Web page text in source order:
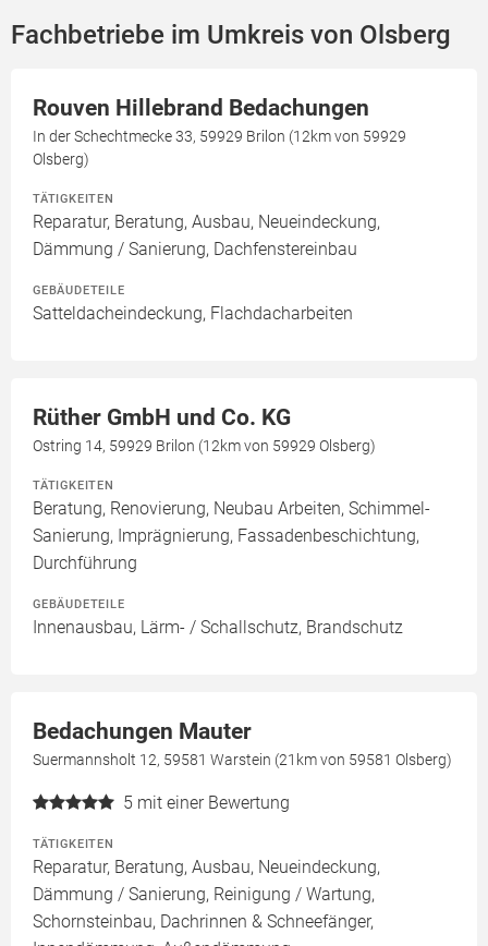
Fachbetriebe im Umkreis von Olsberg
Rouven Hillebrand Bedachungen
In der Schechtmecke 33, 59929 Brilon (12km von 59929
Olsberg)
TÄTIGKEITEN
Reparatur, Beratung, Ausbau, Neueindeckung,
Dämmung / Sanierung, Dachfenstereinbau
GEBÄUDETEILE
Satteldacheindeckung, Flachdacharbeiten
Rüther GmbH und Co. KG
Ostring 14, 59929 Brilon (12km von 59929 Olsberg)
TÄTIGKEITEN
Beratung, Renovierung, Neubau Arbeiten, Schimmel-
Sanierung, Imprägnierung, Fassadenbeschichtung,
Durchführung
GEBÄUDETEILE
Innenausbau, Lärm- / Schallschutz, Brandschutz
Bedachungen Mauter
Suermannsholt 12, 59581 Warstein (21km von 59581 Olsberg)
5 mit einer Bewertung
TÄTIGKEITEN
Reparatur, Beratung, Ausbau, Neueindeckung,
Dämmung / Sanierung, Reinigung / Wartung,
Schornsteinbau, Dachrinnen & Schneefänger,